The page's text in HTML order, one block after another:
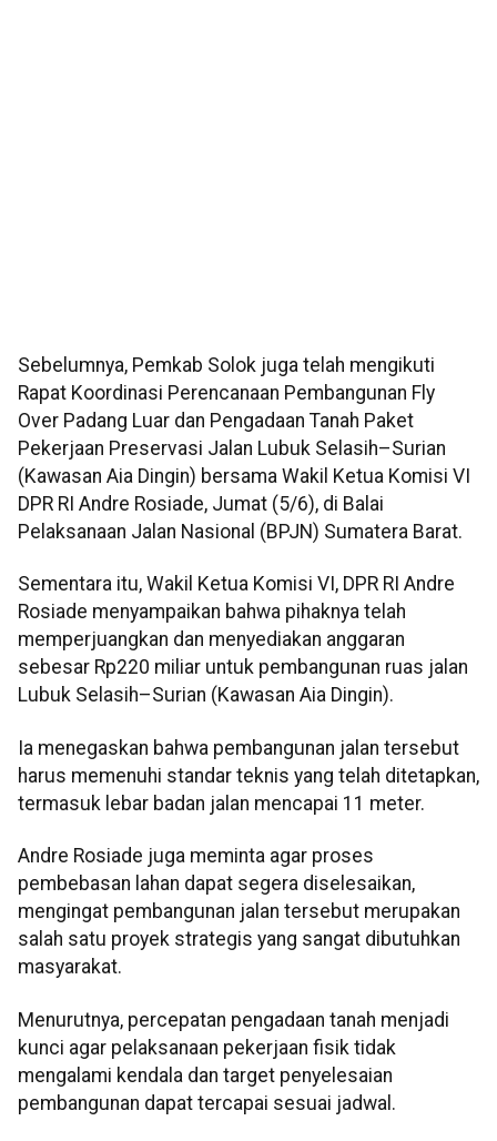
Sebelumnya, Pemkab Solok juga telah mengikuti
Rapat Koordinasi Perencanaan Pembangunan Fly
Over Padang Luar dan Pengadaan Tanah Paket
Pekerjaan Preservasi Jalan Lubuk Selasih–Surian
(Kawasan Aia Dingin) bersama Wakil Ketua Komisi VI
DPR RI Andre Rosiade, Jumat (5/6), di Balai
Pelaksanaan Jalan Nasional (BPJN) Sumatera Barat.
Sementara itu, Wakil Ketua Komisi VI, DPR RI Andre
Rosiade menyampaikan bahwa pihaknya telah
memperjuangkan dan menyediakan anggaran
sebesar Rp220 miliar untuk pembangunan ruas jalan
Lubuk Selasih–Surian (Kawasan Aia Dingin).
Ia menegaskan bahwa pembangunan jalan tersebut
harus memenuhi standar teknis yang telah ditetapkan,
termasuk lebar badan jalan mencapai 11 meter.
Andre Rosiade juga meminta agar proses
pembebasan lahan dapat segera diselesaikan,
mengingat pembangunan jalan tersebut merupakan
salah satu proyek strategis yang sangat dibutuhkan
masyarakat.
Menurutnya, percepatan pengadaan tanah menjadi
kunci agar pelaksanaan pekerjaan fisik tidak
mengalami kendala dan target penyelesaian
pembangunan dapat tercapai sesuai jadwal.